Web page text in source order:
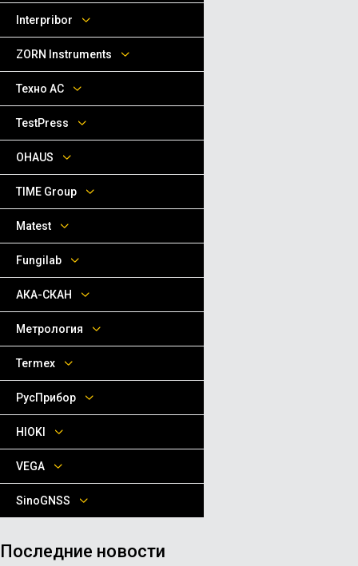
Interpribor
ZORN Instruments
Техно АС
TestPress
OHAUS
TIME Group
Matest
Fungilab
АКА-СКАН
Метрология
Termex
РусПрибор
HIOKI
VEGA
SinoGNSS
Последние новости